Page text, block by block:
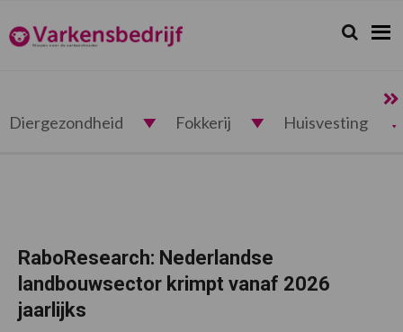
de
hoofdnavigatie
de
hoofd
de
eerste
de
voettekst
Varkensbedrijf.nl Zoeken...
Zoek
Diergezondheid Fokkerij Huisvesting
RaboResearch: Nederlandse
landbouwsector krimpt vanaf 2026
jaarlijks